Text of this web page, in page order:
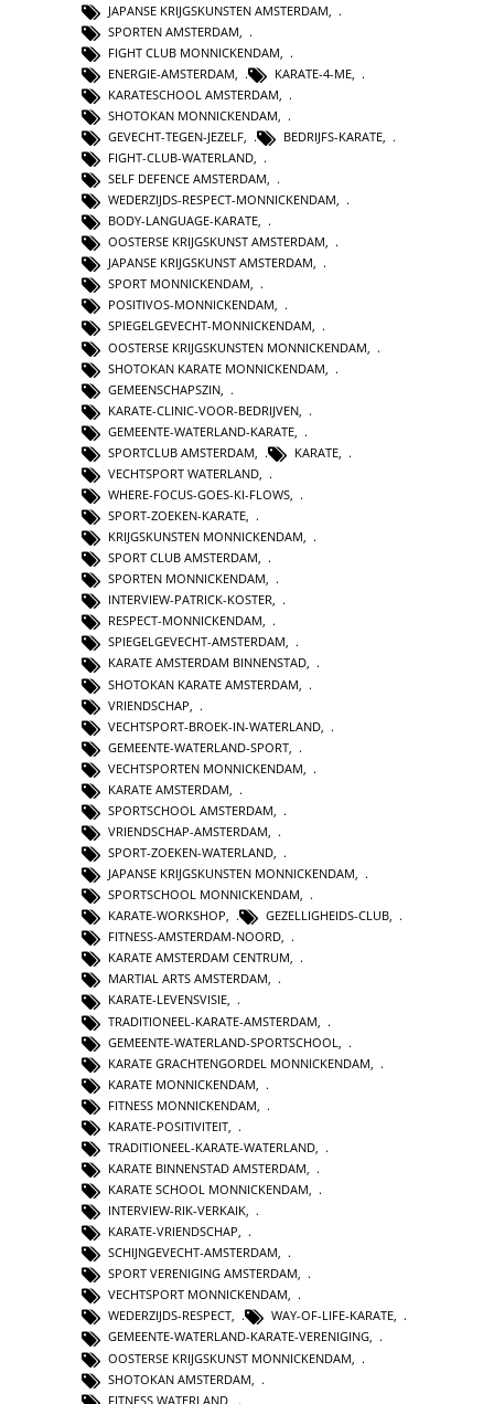
JAPANSE KRIJGSKUNSTEN AMSTERDAM
SPORTEN AMSTERDAM
FIGHT CLUB MONNICKENDAM
ENERGIE-AMSTERDAM
KARATE-4-ME
KARATESCHOOL AMSTERDAM
SHOTOKAN MONNICKENDAM
GEVECHT-TEGEN-JEZELF
BEDRIJFS-KARATE
FIGHT-CLUB-WATERLAND
SELF DEFENCE AMSTERDAM,
WEDERZIJDS-RESPECT-MONNICKENDAM,
BODY-LANGUAGE-KARATE,
OOSTERSE KRIJGSKUNST AMSTERDAM,
JAPANSE KRIJGSKUNST AMSTERDAM,
SPORT MONNICKENDAM,
POSITIVOS-MONNICKENDAM,
SPIEGELGEVECHT-MONNICKENDAM,
OOSTERSE KRIJGSKUNSTEN MONNICKENDAM
SHOTOKAN KARATE MONNICKENDAM
GEMEENSCHAPSZIN
KARATE-CLINIC-VOOR-BEDRIJVEN
GEMEENTE-WATERLAND-KARATE
SPORTCLUB AMSTERDAM
KARATE
VECHTSPORT WATERLAND
WHERE-FOCUS-GOES-KI-FLOWS
SPORT-ZOEKEN-KARATE,
KRIJGSKUNSTEN MONNICKENDAM,
SPORT CLUB AMSTERDAM,
SPORTEN MONNICKENDAM,
INTERVIEW-PATRICK-KOSTER,
RESPECT-MONNICKENDAM,
SPIEGELGEVECHT-AMSTERDAM,
KARATE AMSTERDAM BINNENSTAD,
SHOTOKAN KARATE AMSTERDAM
VRIENDSCHAP
VECHTSPORT-BROEK-IN-WATERLAND
GEMEENTE-WATERLAND-SPORT
VECHTSPORTEN MONNICKENDAM
KARATE AMSTERDAM
SPORTSCHOOL AMSTERDAM
VRIENDSCHAP-AMSTERDAM
SPORT-ZOEKEN-WATERLAND,
JAPANSE KRIJGSKUNSTEN MONNICKENDAM,
SPORTSCHOOL MONNICKENDAM,
KARATE-WORKSHOP, GEZELLIGHEIDS-CLUB,
FITNESS-AMSTERDAM-NOORD,
KARATE AMSTERDAM CENTRUM,
MARTIAL ARTS AMSTERDAM,
KARATE-LEVENSVISIE,
TRADITIONEEL-KARATE-AMSTERDAM
GEMEENTE-WATERLAND-SPORTSCHOOL
KARATE GRACHTENGORDEL MONNICKENDAM
KARATE MONNICKENDAM
FITNESS MONNICKENDAM
KARATE-POSITIVITEIT
TRADITIONEEL-KARATE-WATERLAND
KARATE BINNENSTAD AMSTERDAM
KARATE SCHOOL MONNICKENDAM,
INTERVIEW-RIK-VERKAIK,
KARATE-VRIENDSCHAP,
SCHIJNGEVECHT-AMSTERDAM,
SPORT VERENIGING AMSTERDAM,
VECHTSPORT MONNICKENDAM,
WEDERZIJDS-RESPECT, WAY-OF-LIFE-KARATE,
GEMEENTE-WATERLAND-KARATE-VERENIGING,
OOSTERSE KRIJGSKUNST MONNICKENDAM
SHOTOKAN AMSTERDAM
FITNESS WATERLAND